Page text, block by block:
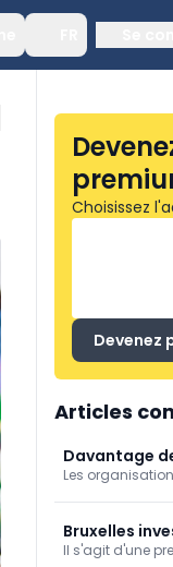
Choisissez
Devenez
Articles
Davantage
chaleur
Les
cause des
l'Europe.
Bruxelles
les hôpitaux
Il s'agit d'une